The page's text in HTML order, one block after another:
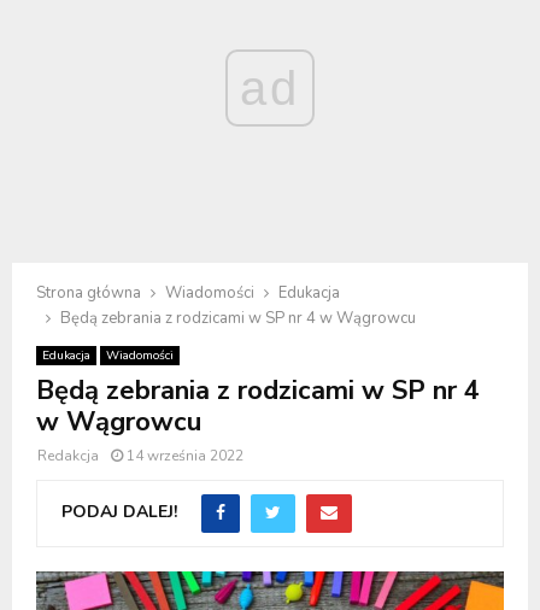
ad
Strona główna Wiadomości
Edukacja
Będą zebrania z rodzicami w SP nr 4 w Wągrowcu
Edukacja Wiadomości
Będą zebrania z rodzicami w SP nr 4
w Wągrowcu
Redakcja 14 września 2022
PODAJ DALEJ!